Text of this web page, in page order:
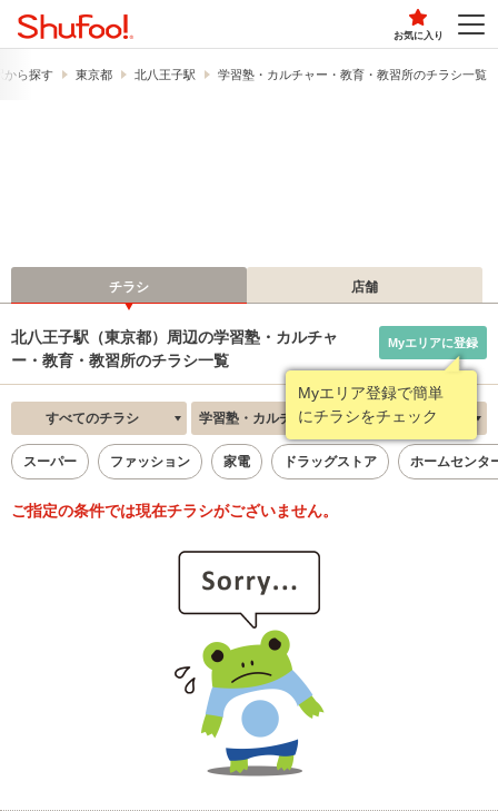
お気に入り
から探す 東京都 北八王子駅 学習塾・カルチャー・教育・教習所のチラシ一覧
チラシ 店舗
北八王子駅（東京都）周辺の学習塾・カルチャ
ー・教育・教習所のチラシ一覧
Myエリア登録で簡単
にチラシをチェック
Myエリアに登録
すべてのチラシ 学習塾・カルチャー・教育・教習所 新着順
スーパー ファッション 家電 ドラッグストア ホームセンタ
ご指定の条件では現在チラシがございません。